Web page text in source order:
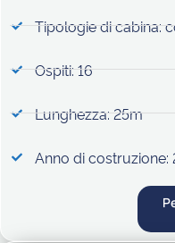
Tipologie di cabina:
Ospiti: 16
Lunghezza: 25m
Anno di costruzione: